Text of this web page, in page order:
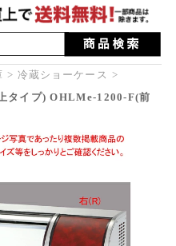
冷蔵ショーケース
タイプ) OHLMe-1200-F(前